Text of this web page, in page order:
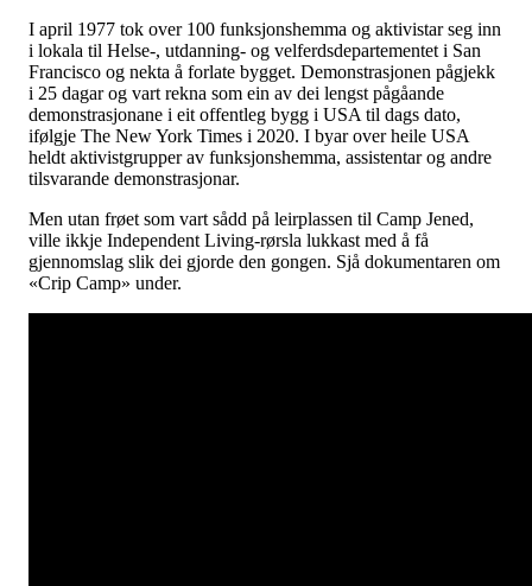
I april 1977 tok over 100 funksjonshemma og aktivistar seg inn
i lokala til Helse-, utdanning- og velferdsdepartementet i San
Francisco og nekta å forlate bygget. Demonstrasjonen pågjekk
i 25 dagar og vart rekna som ein av dei lengst pågåande
demonstrasjonane i eit offentleg bygg i USA til dags dato,
ifølgje The New York Times i 2020. I byar over heile USA
heldt aktivistgrupper av funksjonshemma, assistentar og andre
tilsvarande demonstrasjonar.
Men utan frøet som vart sådd på leirplassen til Camp Jened,
ville ikkje Independent Living-rørsla lukkast med å få
gjennomslag slik dei gjorde den gongen. Sjå dokumentaren om
«Crip Camp» under.